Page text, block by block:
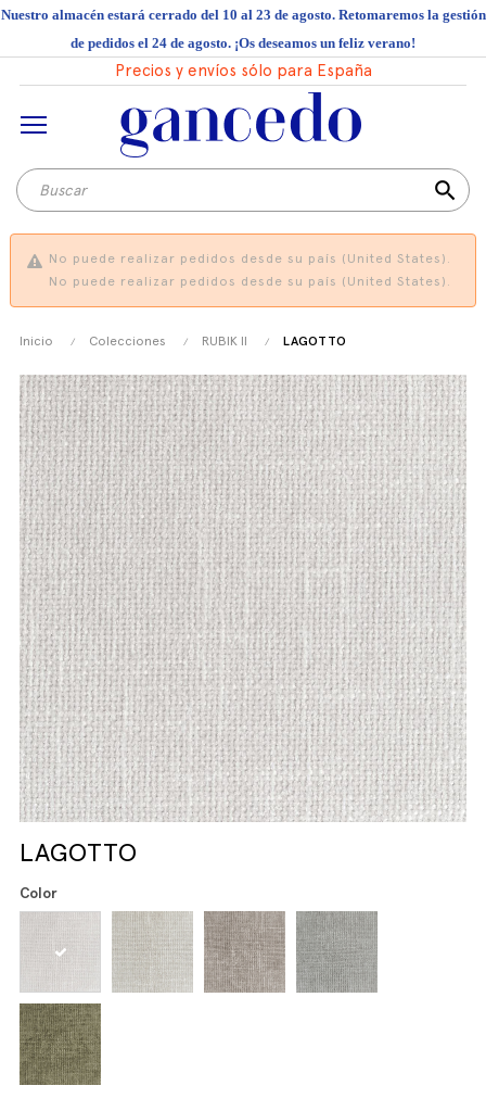
Nuestro almacén estará cerrado del 10 al 23 de agosto. Retomaremos la gestión
de pedidos el 24 de agosto. ¡Os deseamos un feliz verano!
Precios y envíos sólo para España
search
No puede realizar pedidos desde su país (United States).
No puede realizar pedidos desde su país (United States).
Inicio Colecciones RUBIK II LAGOTTO
LAGOTTO
Color